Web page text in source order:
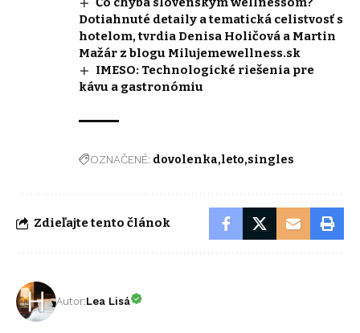
Dotiahnuté detaily a tematická celistvosť s
hotelom, tvrdia Denisa Holičová a Martin
Mažár z blogu Milujemewellness.sk
IMESO: Technologické riešenia pre
kávu a gastronómiu
OZNAČENÉ: dovolenka leto singles
Zdieľajte tento článok
Autor:Lea Lisá